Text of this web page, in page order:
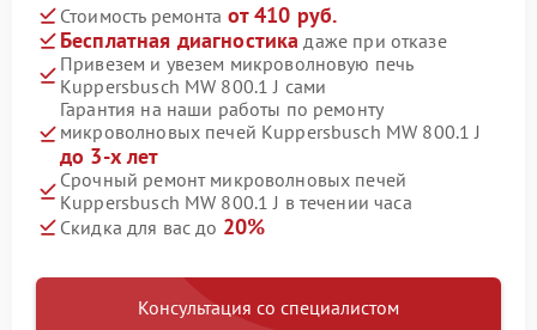
Стоимость ремонта от 410 руб.
Бесплатная диагностика даже при отказе
Привезем и увезем микроволновую печь
Kuppersbusch MW 800.1 J сами
Гарантия на наши работы по ремонту
микроволновых печей Kuppersbusch MW 800.1 J
до 3-х лет
Срочный ремонт микроволновых печей
Kuppersbusch MW 800.1 J в течении часа
Скидка для вас до 20%
Консультация со специалистом